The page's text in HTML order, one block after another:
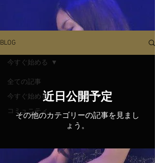
BLOG
全ての記事
今すぐ始める
コミュニティ
今すぐ始める
近日公開予定
その他のカテゴリーの記事を見まし
ょう。